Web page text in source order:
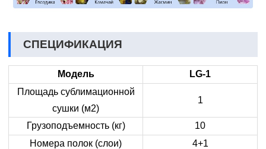
СПЕЦИФИКАЦИЯ
Модель
LG-1
Площадь сублимационной
сушки (м2)
1
Грузоподъемность (кг)
10
Номера полок (слои)
4+1